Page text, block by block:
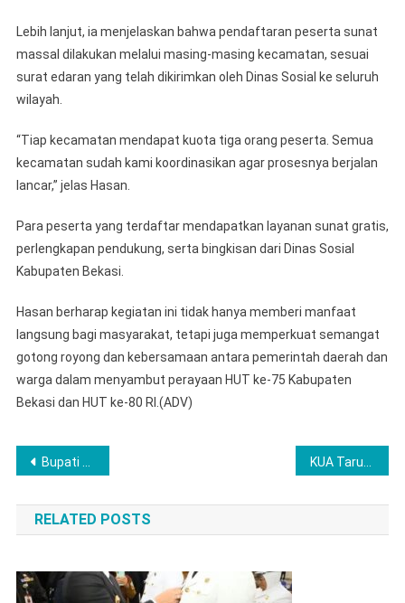
Lebih lanjut, ia menjelaskan bahwa pendaftaran peserta sunat
massal dilakukan melalui masing-masing kecamatan, sesuai
surat edaran yang telah dikirimkan oleh Dinas Sosial ke seluruh
wilayah.
“Tiap kecamatan mendapat kuota tiga orang peserta. Semua
kecamatan sudah kami koordinasikan agar prosesnya berjalan
lancar,” jelas Hasan.
Para peserta yang terdaftar mendapatkan layanan sunat gratis,
perlengkapan pendukung, serta bingkisan dari Dinas Sosial
Kabupaten Bekasi.
Hasan berharap kegiatan ini tidak hanya memberi manfaat
langsung bagi masyarakat, tetapi juga memperkuat semangat
gotong royong dan kebersamaan antara pemerintah daerah dan
warga dalam menyambut perayaan HUT ke-75 Kabupaten
Bekasi dan HUT ke-80 RI.(ADV)
Navigasi
pos
Bupati Kuningan Luncurkan 376 Kopdeskel Merah Putih, Tegaskan Koperasi Sebagai Pilar Ekonomi Kerakyatan
RELATED POSTS